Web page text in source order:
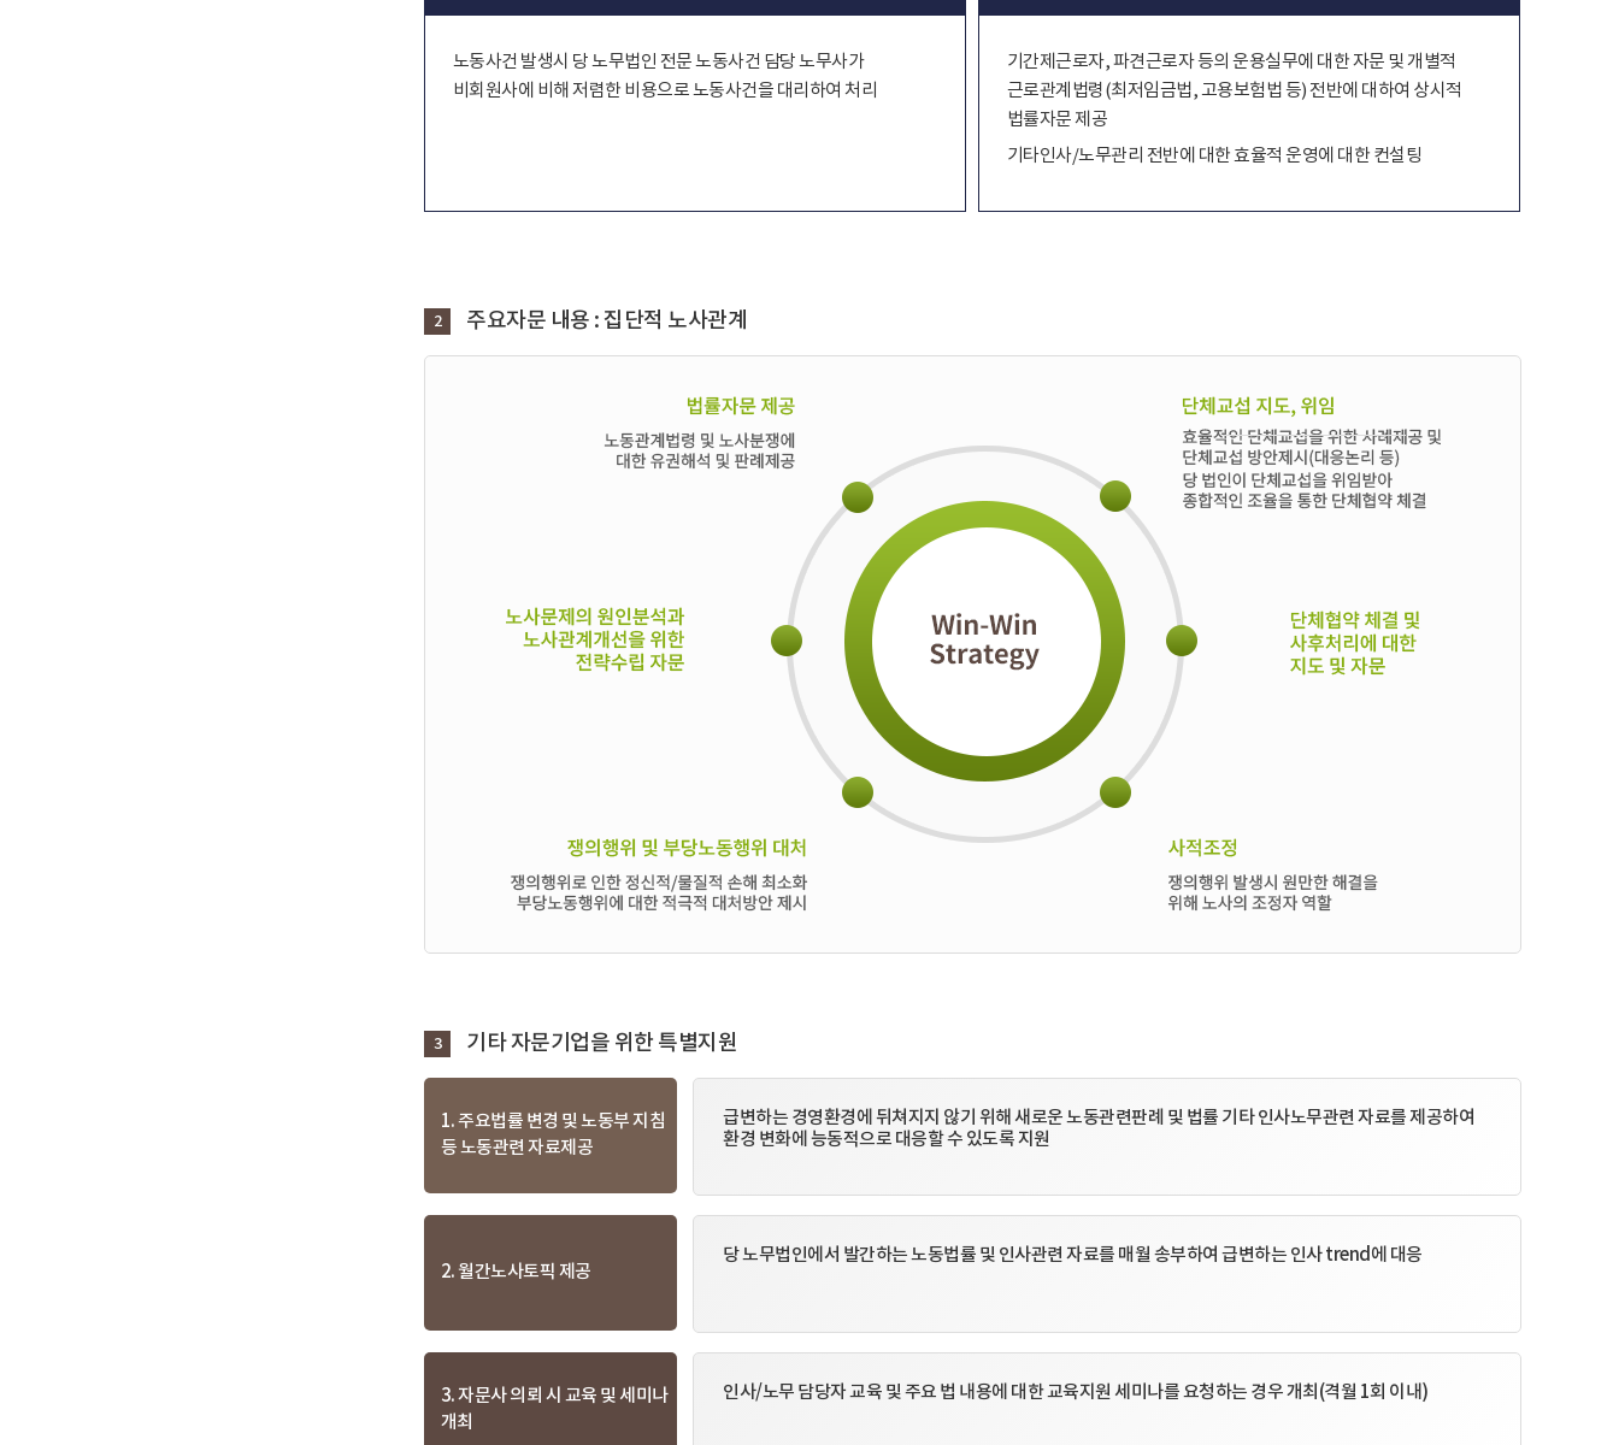
노동사건 발생시 당 노무법인 전문 노동사건 담당 노무사가
비회원사에 비해 저렴한 비용으로 노동사건을 대리하여 처리
기간제근로자, 파견근로자 등의 운용실무에 대한 자문 및 개별적
근로관계법령(최저임금법, 고용보험법 등) 전반에 대하여 상시적
법률자문 제공
기타인사/노무관리 전반에 대한 효율적 운영에 대한 컨설팅
2 주요자문 내용 : 집단적 노사관계
3 기타 자문기업을 위한 특별지원
1. 주요법률 변경 및 노동부 지침
등 노동관련 자료제공
급변하는 경영환경에 뒤쳐지지 않기 위해 새로운 노동관련판례 및 법률 기타 인사노무관련 자료를 제공하여
환경 변화에 능동적으로 대응할 수 있도록 지원
2. 월간노사토픽 제공
당 노무법인에서 발간하는 노동법률 및 인사관련 자료를 매월 송부하여 급변하는 인사 trend에 대응
3. 자문사 의뢰 시 교육 및 세미나
개최
인사/노무 담당자 교육 및 주요 법 내용에 대한 교육지원 세미나를 요청하는 경우 개최(격월 1회 이내)